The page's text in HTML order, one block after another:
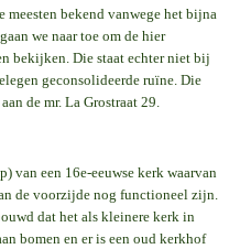
bekend vanwege het bijna
we naar toe om de hier
bekijken. Die staat echter niet bij
geconsolideerde ruïne. Die
de mr. La Grostraat 29.
van een 16e-eeuwse kerk waarvan
de voorzijde nog functioneel zijn.
dat het als kleinere kerk in
bomen en er is een oud kerkhof